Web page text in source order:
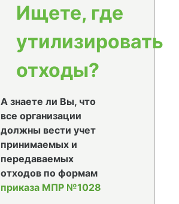
Ищете, где
утилизировать
отходы?
А знаете ли Вы, что
все организации
должны вести учет
принимаемых и
передаваемых
отходов по формам
приказа МПР №1028